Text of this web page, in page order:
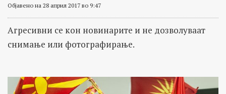
Објавено на 28 април 2017 во 9:47
Агресивни се кон новинарите и не дозволуваат
снимање или фотографирање.